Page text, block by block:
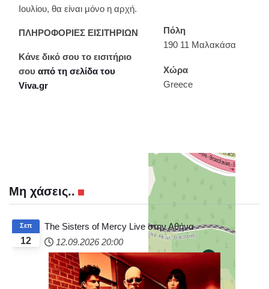
Ιουλίου, θα είναι μόνο η αρχή.
ΠΛΗΡΟΦΟΡΙΕΣ ΕΙΣΙΤΗΡΙΩΝ
Κάνε δικό σου το εισιτήριο
σου από τη σελίδα του
Viva.gr
+
© OpenStreetMap
Πόλη
190 11 Μαλακάσα
Χώρα
Greece
Μη χάσεις..
12
Σεπ
The Sisters of Mercy Live στην Αθήνα
12.09.2026 20:00